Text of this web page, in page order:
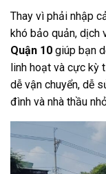
Thay vì phải nhập
khó bảo quản, dịch
Quận 10 giúp bạn
linh hoạt và cực kỳ
dễ vận chuyển, dễ
đình và nhà thầu